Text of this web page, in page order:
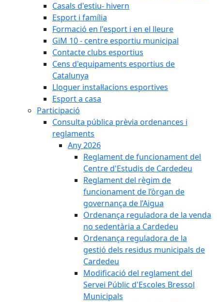
Casals d'estiu- hivern
Esport i família
Formació en l'esport i en el lleure
GiM 10 - centre esportiu municipal
Contacte clubs esportius
Cens d'equipaments esportius de
Catalunya
Lloguer instal·lacions esportives
Esport a casa
Participació
Consulta pública prèvia ordenances i
reglaments
Any 2026
Reglament de funcionament del
Centre d'Estudis de Cardedeu
Reglament del règim de
funcionament de l’òrgan de
governança de l’Aigua
Ordenança reguladora de la venda
no sedentària a Cardedeu
Ordenança reguladora de la
gestió dels residus municipals de
Cardedeu
Modificació del reglament del
Servei Públic d'Escoles Bressol
Municipals